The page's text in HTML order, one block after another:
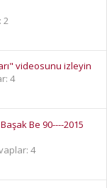
2
videosunu izleyin
4
Be 90----2015
4